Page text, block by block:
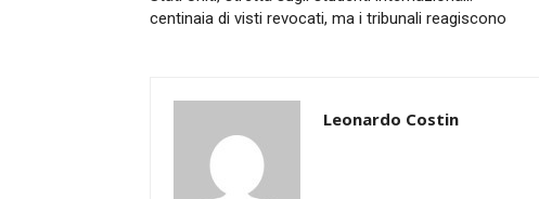
centinaia di visti revocati, ma i tribunali reagiscono
Leonardo Costin